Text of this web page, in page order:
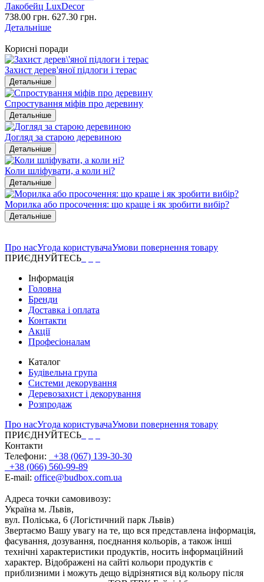
Лакобейц LuxDecor
738.00 грн. 627.30 грн.
Детальніше
Корисні поради
Захист дерев'яної підлоги і терас
Детальніше
Спростування міфів про деревину
Детальніше
Догляд за старою деревиною
Детальніше
Коли шліфувати, а коли ні?
Детальніше
Морилка або просочення: що краще і як зробити вибір?
Детальніше
Про насУгода користувачаУмови повернення товару
ПРИЄДНУЙТЕСЬ
Інформація
Головна
Бренди
Доставка і оплата
Контакти
Акції
Професіоналам
Каталог
Будівельна група
Системи декорування
Деревозахист і декорування
Розпродаж
Про насУгода користувачаУмови повернення товару
ПРИЄДНУЙТЕСЬ
Контакти
Телефони:
+38 (067) 139-30-30
+38 (066) 560-99-89
E-mail: office@budbox.com.ua
Адреса точки самовивозу:
Україна м. Львів,
вул. Поліська, 6 (Логістичний парк Львів)
Звертаємо Вашу увагу на те, що вся представлена інформація,
фасування, дозування, поєднання кольорів, а також інші
технічні характеристики продуктів, носить інформаційний
характер. Відображені на сайті кольори продуктів є
приблизними і можуть дещо відрізнятися від кольору після